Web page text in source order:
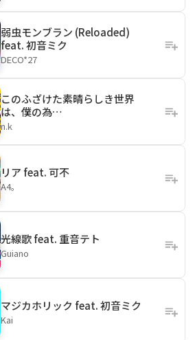
弱虫モンブラン (Reloaded)
feat. 初音ミク
DECO*27
このふざけた素晴らしき世界
は、僕の為…
n.k
リア feat. 可不
A4。
光線歌 feat. 重音テト
Guiano
マジカホリック feat. 初音ミク
Kai